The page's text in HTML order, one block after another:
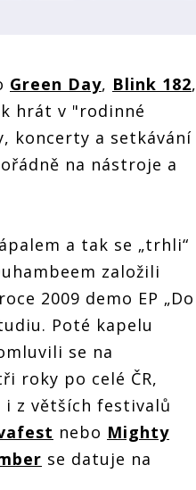
Green Day, Blink 182,
hrát v "rodinné
koncerty a setkávání
na nástroje a
a tak se „trhli“
založili
2009 demo EP „Do
Poté kapelu
se na
roky po celé ČR,
i z větších festivalů
nebo Mighty
se datuje na